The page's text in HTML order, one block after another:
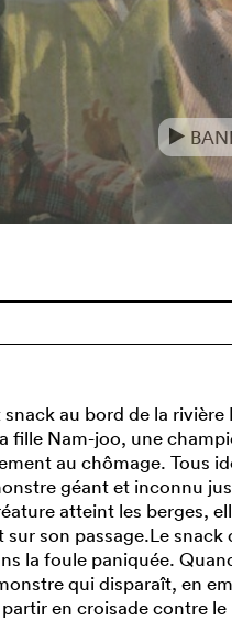
e
au bord de la rivière
fille Nam-joo, une
au chômage. Tous
géant et inconnu
atteint les berges,
son passage.Le
la foule paniquée.
qui disparaît, en
en croisade contre